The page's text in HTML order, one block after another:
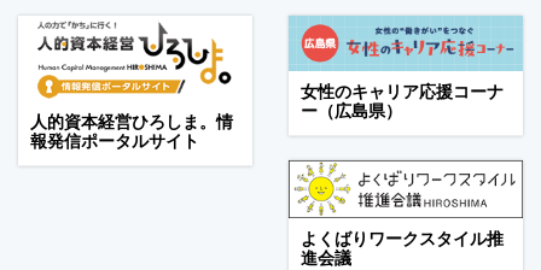
人的資本経営ひろしま。情
報発信ポータルサイト
女性のキャリア応援コーナ
ー（広島県）
よくばりワークスタイル推
進会議